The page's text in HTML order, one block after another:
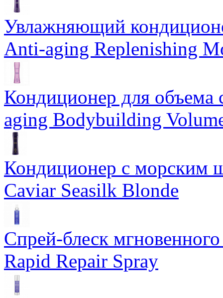
Увлажняющий
Anti-aging Replenishing
Кондиционер для
aging Bodybuilding
Кондиционер с морским
Caviar Seasilk Blonde
Спрей-блеск
Rapid Repair Spray